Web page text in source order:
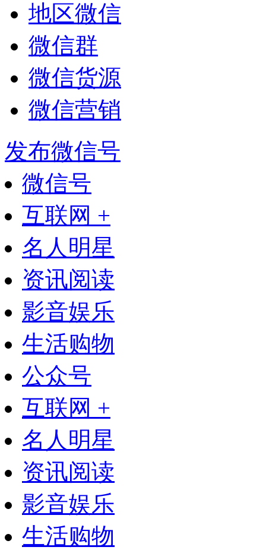
地区微信
微信群
微信货源
微信营销
发布微信号
微信号
互联网 +
名人明星
资讯阅读
影音娱乐
生活购物
公众号
互联网 +
名人明星
资讯阅读
影音娱乐
生活购物